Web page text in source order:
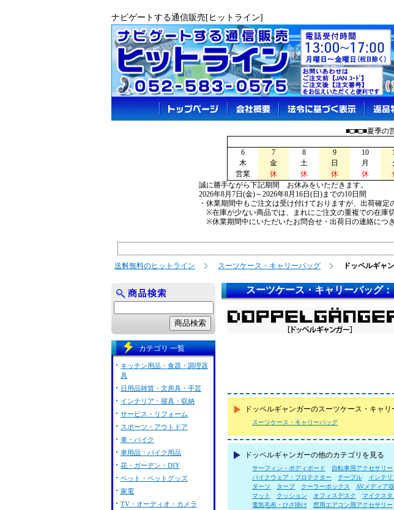
ナビゲートする通信販売[ヒットライン]
■□■□■夏季の
6
7 8 9 10
木
金 土 日 月
営業
休 休 休 休
誠に勝手ながら下記期間 お休みをいただきます。
2026年8月7日(金)～2026年8月16日(日)までの10日間
・休業期間中もご注文は受け付けておりますが、出荷確定
※在庫が少ない商品では、まれにご注文の重複での在庫
※休業期間中にいただいたお問合せ・出荷日の連絡につ
送料無料のヒットライン スーツケース・キャリーバッグ ドッペルギャ
スーツケース・キャリーバッグ
ドッペルギャンガーのスーツケース・キャ
スーツケース・キャリーバッグ
ドッペルギャンガーの他のカテゴリを見る
サーフィン・ボディボード 自転車用アクセサリー
バイクウェア・プロテクター
テーブル インテ
ダーツ
タープ クーラーボックス AVメディア
マット
クッション オフィスデスク マイクスタ
電気毛布・ひざ掛け
窓用エアコン用アクセサリー
カテゴリ 一覧
キッチン用品・食器・調理器
具
日用品雑貨・文房具・手芸
インテリア・寝具・収納
サービス・リフォーム
スポーツ・アウトドア
車・バイク
車用品・バイク用品
花・ガーデン・DIY
ペット・ペットグッズ
家電
TV・オーディオ・カメラ